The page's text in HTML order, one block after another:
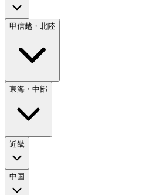
甲信越・北陸
東海・中部
近畿
中国